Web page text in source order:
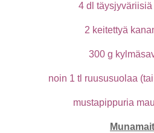
4 dl täysjyväriisiä
2 keitettyä
300 g
noin 1 tl ruususuolaa
mustapippuria